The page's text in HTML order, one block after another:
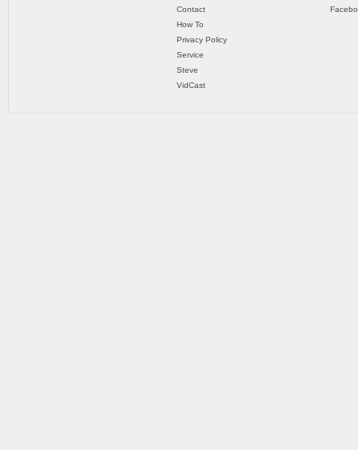
Contact
How To
Privacy Policy
Service
Steve
VidCast